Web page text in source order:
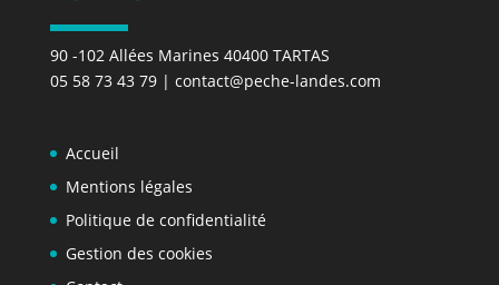
90 -102 Allées Marines 40400 TARTAS
05 58 73 43 79| contact@peche-landes.com
Accueil
Mentions légales
Politique de confidentialité
Gestion des cookies